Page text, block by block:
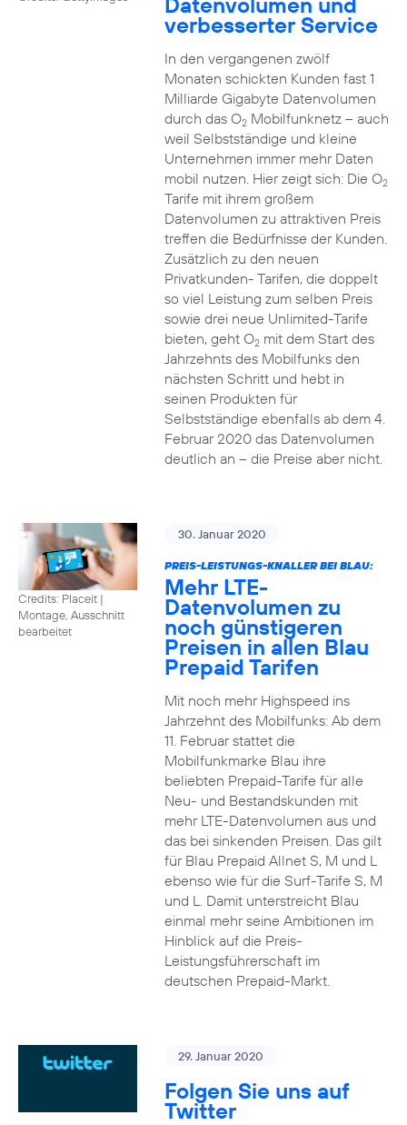
verbesserter Service
In den vergangenen zwölf
Monaten schickten Kunden fast 1
Milliarde Gigabyte Datenvolumen
durch das O2Mobilfunknetz – auch
weil Selbstständige und kleine
Unternehmen immer mehr Daten
mobil nutzen. Hier zeigt sich: Die O2
Tarife mit ihrem großem
Datenvolumen zu attraktiven Preis
treffen die Bedürfnisse der Kunden.
Zusätzlich zu den neuen
Privatkunden- Tarifen, die doppelt
so viel Leistung zum selben Preis
sowie drei neue Unlimited-Tarife
bieten, geht O2mit dem Start des
Jahrzehnts des Mobilfunks den
nächsten Schritt und hebt in
seinen Produkten für
Selbstständige ebenfalls ab dem 4.
Februar 2020 das Datenvolumen
deutlich an – die Preise aber nicht.
Credits: Placeit |
Montage, Ausschnitt
bearbeitet
30. Januar 2020
PREIS-LEISTUNGS-KNALLER BEI BLAU:
Mehr LTE-
Datenvolumen zu
noch günstigeren
Preisen in allen Blau
Prepaid Tarifen
Mit noch mehr Highspeed ins
Jahrzehnt des Mobilfunks: Ab dem
11. Februar stattet die
Mobilfunkmarke Blau ihre
beliebten Prepaid-Tarife für alle
Neu- und Bestandskunden mit
mehr LTE-Datenvolumen aus und
das bei sinkenden Preisen. Das gilt
für Blau Prepaid Allnet S, M und L
ebenso wie für die Surf-Tarife S, M
und L. Damit unterstreicht Blau
einmal mehr seine Ambitionen im
Hinblick auf die Preis-
Leistungsführerschaft im
deutschen Prepaid-Markt.
29. Januar 2020
Folgen Sie uns auf
Twitter